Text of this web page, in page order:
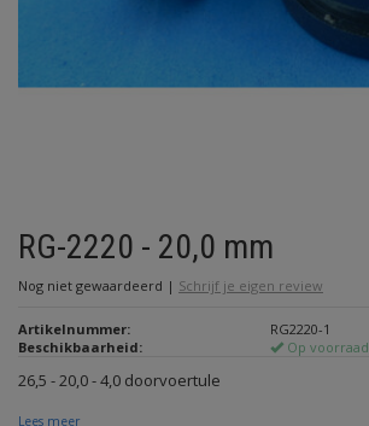
RG-2220 - 20,0 mm
Nog niet gewaardeerd | Schrijf je eigen review
Artikelnummer:
RG2220-1
Beschikbaarheid:
Op voorraad
26,5 - 20,0 - 4,0 doorvoertule
Lees meer